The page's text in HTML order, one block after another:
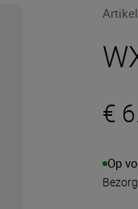
€
Op